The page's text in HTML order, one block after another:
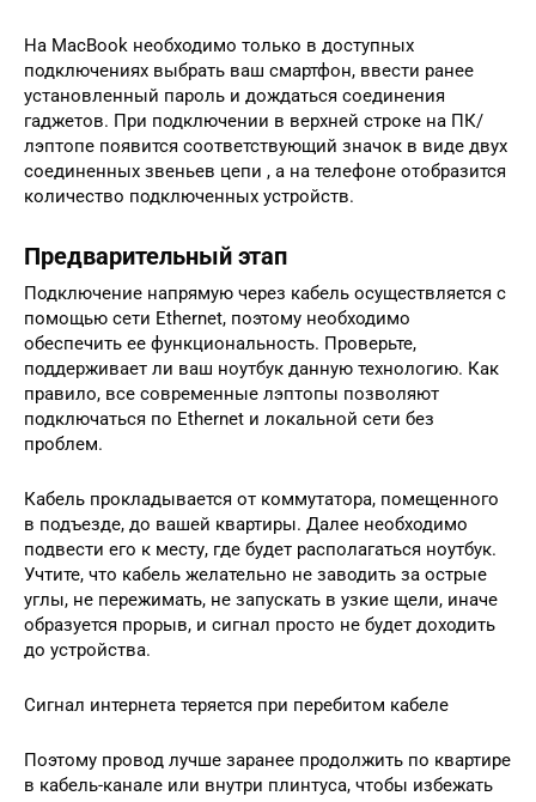
На MacBook необходимо только в доступных
подключениях выбрать ваш смартфон, ввести ранее
установленный пароль и дождаться соединения
гаджетов. При подключении в верхней строке на ПК/
лэптопе появится соответствующий значок в виде двух
соединенных звеньев цепи , а на телефоне отобразится
количество подключенных устройств.
Предварительный этап
Подключение напрямую через кабель осуществляется с
помощью сети Ethernet, поэтому необходимо
обеспечить ее функциональность. Проверьте,
поддерживает ли ваш ноутбук данную технологию. Как
правило, все современные лэптопы позволяют
подключаться по Ethernet и локальной сети без
проблем.
Кабель прокладывается от коммутатора, помещенного
в подъезде, до вашей квартиры. Далее необходимо
подвести его к месту, где будет располагаться ноутбук.
Учтите, что кабель желательно не заводить за острые
углы, не пережимать, не запускать в узкие щели, иначе
образуется прорыв, и сигнал просто не будет доходить
до устройства.
Сигнал интернета теряется при перебитом кабеле
Поэтому провод лучше заранее продолжить по квартире
в кабель-канале или внутри плинтуса, чтобы избежать